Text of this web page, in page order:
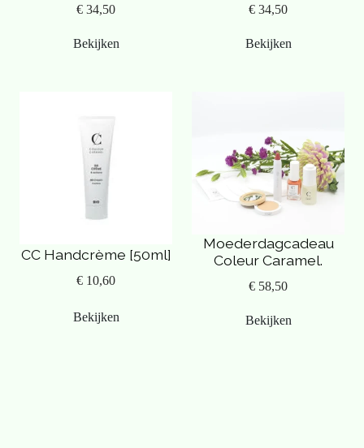
€ 34,50
Bekijken
€ 34,50
Bekijken
CC Handcrème [50ml]
€ 10,60
Bekijken
Moederdagcadeau
Coleur Caramel.
€ 58,50
Bekijken